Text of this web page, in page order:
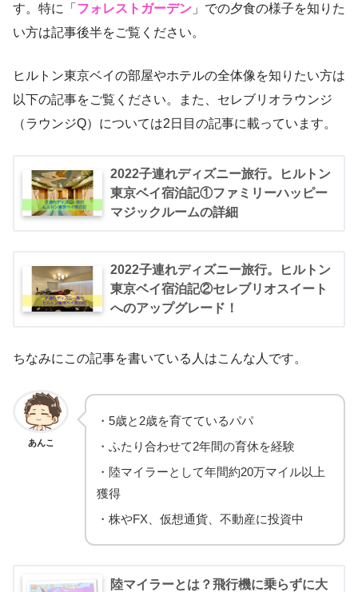
す。特に「 フォレストガーデン 」での夕食の様子を知りた
い方は記事後半をご覧ください。
ヒルトン東京ベイの部屋やホテルの全体像を知りたい方は
以下の記事をご覧ください。また、セレブリオラウンジ
（ラウンジQ）については2日目の記事に載っています。
2022子連れディズニー旅行。ヒルトン
東京ベイ宿泊記①ファミリーハッピー
マジックルームの詳細
2022子連れディズニー旅行。ヒルトン
東京ベイ宿泊記②セレブリオスイート
へのアップグレード！
ちなみにこの記事を書いている人はこんな人です。
あんこ
・5歳と2歳を育てているパパ
・ふたり合わせて2年間の育休を経験
・陸マイラーとして年間約20万マイル以上
獲得
・株やFX、仮想通貨、不動産に投資中
陸マイラーとは？飛行機に乗らずに大